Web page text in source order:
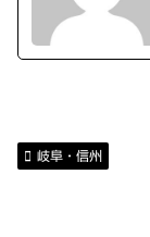
岐阜・信州